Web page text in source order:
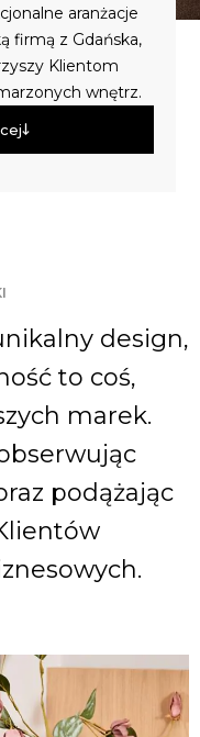
aranżacje
firmą z Gdańska,
Klientom
wnętrz.
design,
to coś,
marek.
podążając